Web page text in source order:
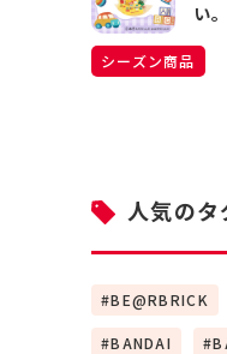
い
ー
シーズン商品
人気のタ
BE@RBRICK
BANDAI